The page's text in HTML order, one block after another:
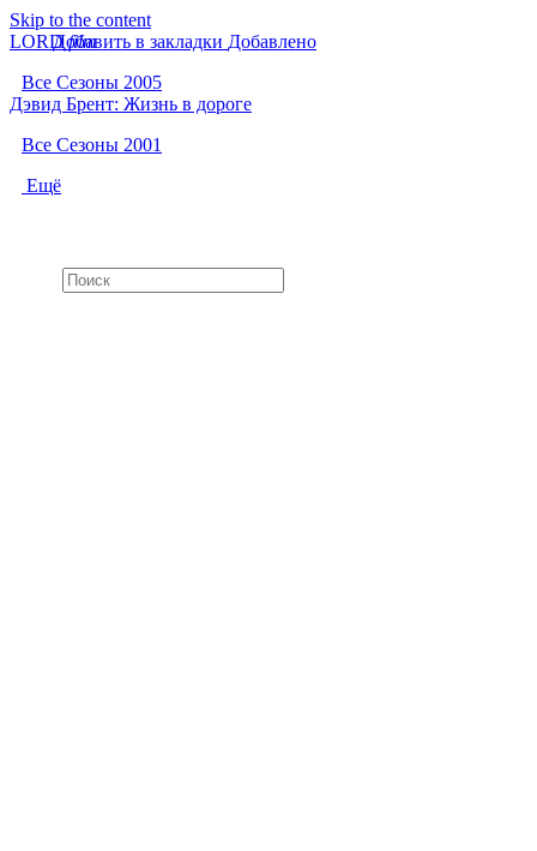
Skip to the content
LORDfilm
Все Сезоны 2005
Дэвид Брент: Жизнь в дороге
Все Сезоны 2001
Ещё
Добавить в закладки Добавлено